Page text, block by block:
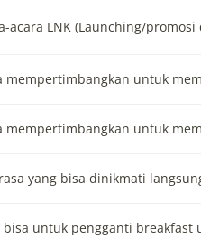
acara LNK (Launching/
mempertimbangkan untuk
mempertimbangkan untuk
yang bisa dinikmati
bisa untuk pengganti breakfast